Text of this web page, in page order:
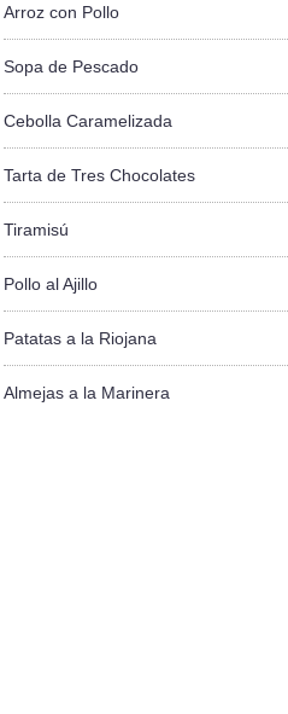
Arroz con Pollo
Sopa de Pescado
Cebolla Caramelizada
Tarta de Tres Chocolates
Tiramisú
Pollo al Ajillo
Patatas a la Riojana
Almejas a la Marinera